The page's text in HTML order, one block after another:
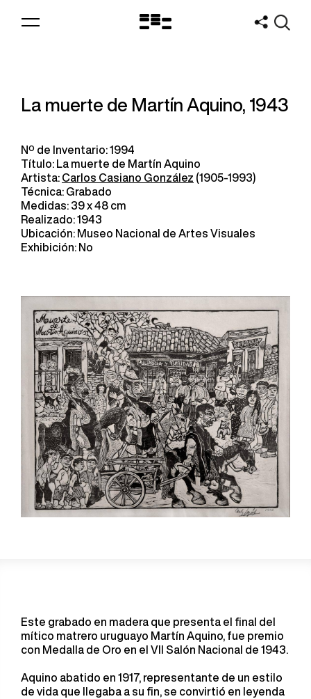
Logo
La muerte de Martín Aquino, 1943
Nº de Inventario: 1994
Título: La muerte de Martín Aquino
Artista: Carlos Casiano González (1905-1993)
Técnica: Grabado
Medidas: 39 x 48 cm
Realizado: 1943
Ubicación: Museo Nacional de Artes Visuales
Exhibición: No
Este grabado en madera que presenta el final del
mítico matrero uruguayo Martín Aquino, fue premio
con Medalla de Oro en el VII Salón Nacional de 1943.
Aquino abatido en 1917, representante de un estilo
de vida que llegaba a su fin, se convirtió en leyenda